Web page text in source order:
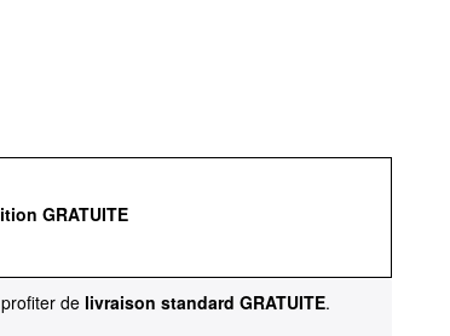
GRATUITE
de livraison standard GRATUITE.